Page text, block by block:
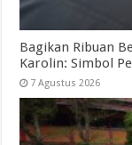
Bagikan Ribuan
Karolin: Simbol
7 Agustus 2026